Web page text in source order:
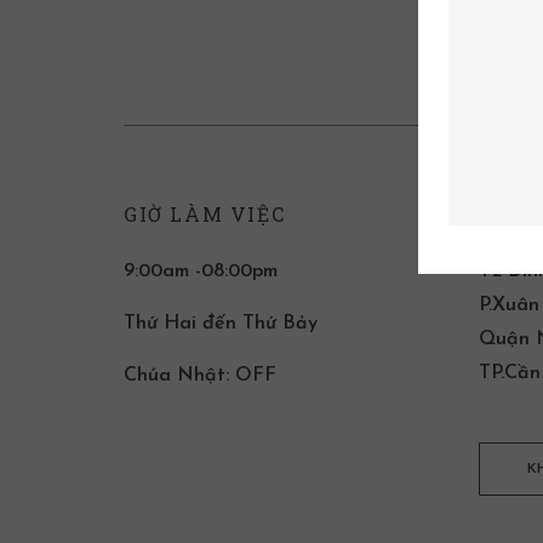
GIỜ LÀM VIỆC
9:00am -08:00pm
Thứ Hai đến Thứ Bảy
Chúa Nhật: OFF
T2
Quận